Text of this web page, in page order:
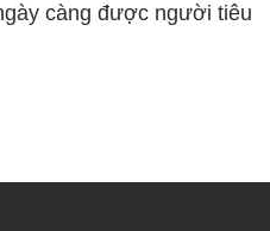
càng được người tiêu